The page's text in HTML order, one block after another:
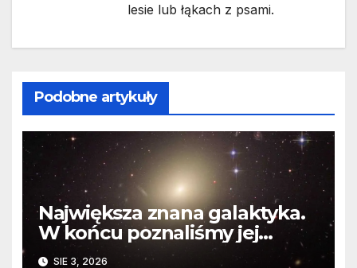
lesie lub łąkach z psami.
Podobne artykuły
Największa znana galaktyka.
W końcu poznaliśmy jej
faktyczne wymiary
SIE 3, 2026